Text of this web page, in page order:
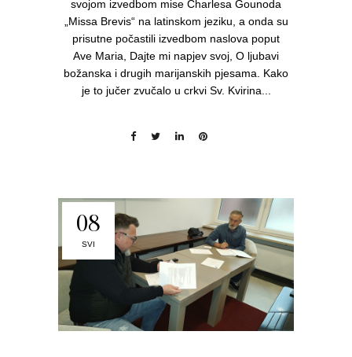
svojom izvedbom mise Charlesa Gounoda
„Missa Brevis“ na latinskom jeziku, a onda su
prisutne počastili izvedbom naslova poput
Ave Maria, Dajte mi napjev svoj, O ljubavi
božanska i drugih marijanskih pjesama. Kako
je to jučer zvučalo u crkvi Sv. Kvirina...
08
SVI